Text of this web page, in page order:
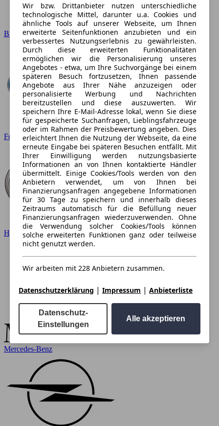
BMW
Ford
Hyundai
Mercedes-Benz
Wir bzw. Drittanbieter nutzen unterschiedliche
technologische Mittel, darunter u.a. Cookies und
ähnliche Tools auf unserer Webseite, um Ihnen
erweiterte Seitenfunktionen anzubieten und ein
verbessertes Nutzungserlebnis zu gewährleisten.
Durch diese erweiterten Funktionalitäten
ermöglichen wir die Personalisierung unseres
Angebotes - etwa, um Ihre Suchvorgänge bei einem
späteren Besuch fortzusetzen, Ihnen passende
Angebote aus Ihrer Nähe anzuzeigen oder
personalisierte Werbung und Nachrichten
bereitzustellen und diese auszuwerten. Wir
speichern Ihre E-Mail-Adresse lokal, wenn Sie diese
für gespeicherte Suchanfragen, Lieblingsfahrzeuge
oder im Rahmen der Preisbewertung angeben. Dies
erleichtert Ihnen die Nutzung der Webseite, da eine
erneute Eingabe bei späteren Besuchen entfällt. Mit
Ihrer Einwilligung werden nutzungsbasierte
Informationen an von Ihnen kontaktierte Händler
übermittelt. Einige Cookies/Tools werden von den
Anbietern verwendet, um von Ihnen bei
Finanzierungsanfragen angegebene Informationen
für 30 Tage zu speichern und innerhalb dieses
Zeitraums automatisch für die Befüllung neuer
Finanzierungsanfragen wiederzuverwenden. Ohne
die Verwendung solcher Cookies/Tools können
solche erweiterten Funktionen ganz oder teilweise
nicht genutzt werden.
Wir arbeiten mit 228 Anbietern zusammen.
Datenschutzerklärung | Impressum | Anbieterliste
Datenschutz-
Einstellungen
Alle akzeptieren